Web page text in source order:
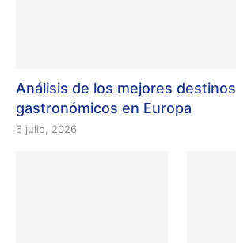
Análisis de los mejores destinos
gastronómicos en Europa
6 julio, 2026